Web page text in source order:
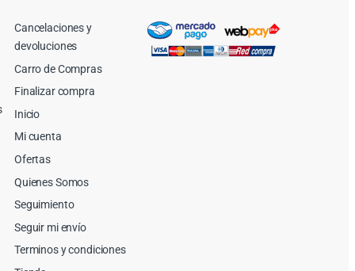
Cancelaciones y
devoluciones
Carro de Compras
Finalizar compra
Inicio
Mi cuenta
Ofertas
Quienes Somos
Seguimiento
Seguir mi envío
Terminos y condiciones